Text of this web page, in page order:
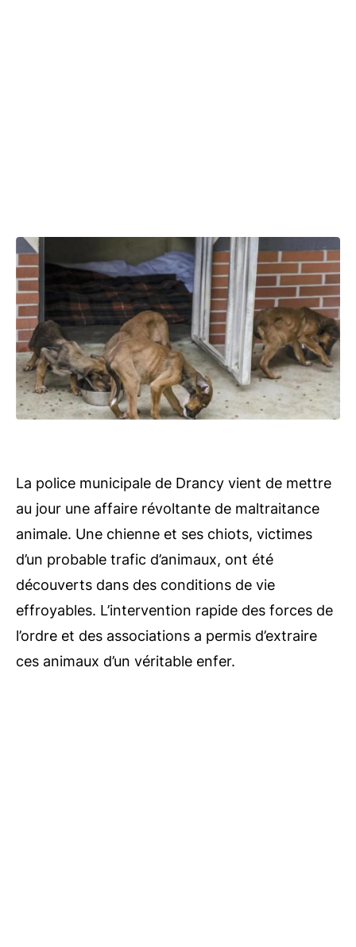
La police municipale de Drancy vient de mettre
au jour une affaire révoltante de maltraitance
animale. Une chienne et ses chiots, victimes
d’un probable trafic d’animaux, ont été
découverts dans des conditions de vie
effroyables. L’intervention rapide des forces de
l’ordre et des associations a permis d’extraire
ces animaux d’un véritable enfer.